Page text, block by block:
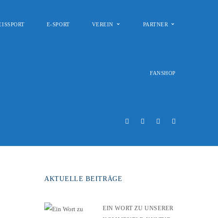
E-SPORT VEREIN PARTNER
FANSHOP
AKTUELLE BEITRÄGE
EIN WORT ZU UNSERER